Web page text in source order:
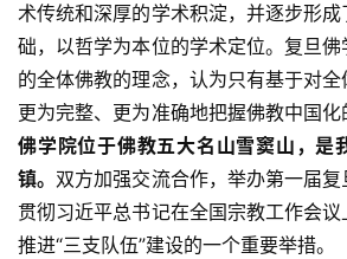
八
点
僧
音
高
僧
访
术传统和深厚的学术积淀，并逐步形
础，以哲学为本位的学术定位。 复旦
的全体佛教的理念，认为只有基于对
更为完整、更为准确地把握佛教中国化
佛学院位于佛教五大名山雪窦山，是
镇。 双方加强交流合作，举办第一届
贯彻习近平总书记在全国宗教工作会
推进“三支队伍”建设的一个重要举措。